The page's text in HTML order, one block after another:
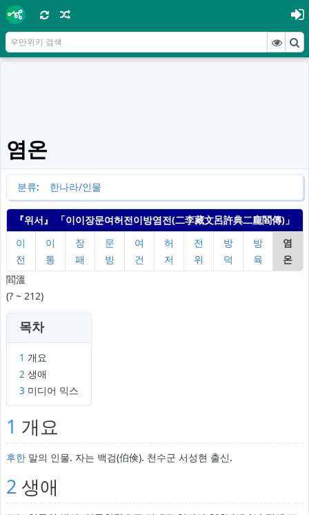
염온
분류: 한나라/인물
『위서』
「이이장문여허전이방염전(二李藏文呂許典二龐閻傳)」
이
전
이
통
장
패
문
빙
여
건
허
저
전
위
방
덕
방
육
염
온
閻溫
(? ~ 212)
목차
1 개요
2 생애
3 미디어 믹스
1 개요
후한말의 인물. 자는 백검(伯倹). 천수군 서성현 출신.
2 생애